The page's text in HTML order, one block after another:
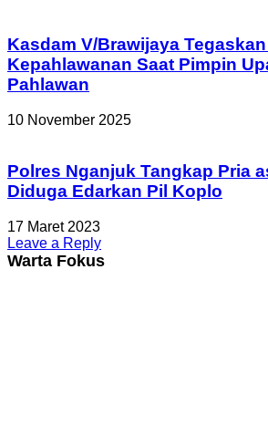
Kasdam V/Brawijaya
Kepahlawanan Saat Pimpin
Pahlawan
10 November 2025
Polres Nganjuk Tangkap Pria
Diduga Edarkan Pil Koplo
17 Maret 2023
Leave a Reply
Warta Fokus